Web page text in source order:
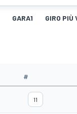
GARA1 GIRO PIÙ
#
11